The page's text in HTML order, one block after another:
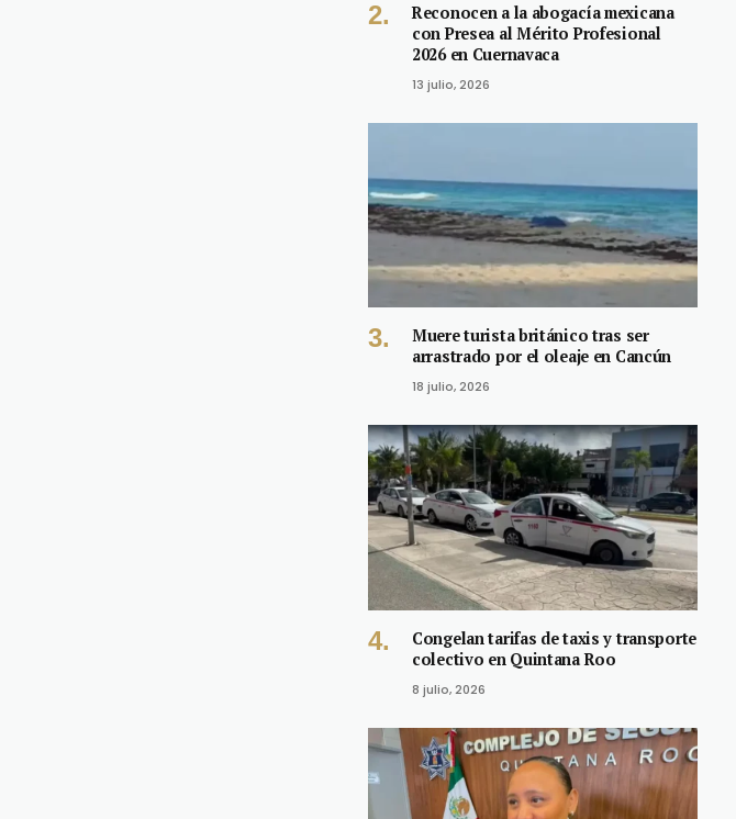
Reconocen a la abogacía mexicana
con Presea al Mérito Profesional
2026 en Cuernavaca
13 julio, 2026
Muere turista británico tras ser
arrastrado por el oleaje en Cancún
18 julio, 2026
Congelan tarifas de taxis y transporte
colectivo en Quintana Roo
8 julio, 2026